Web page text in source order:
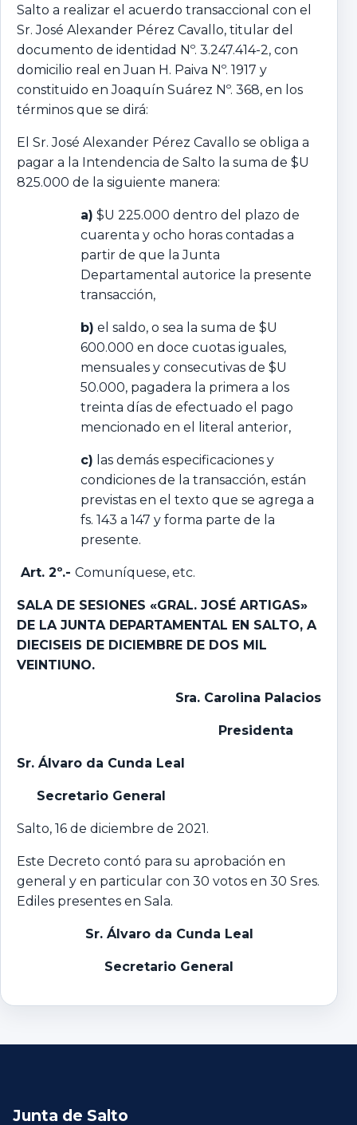
Salto a realizar el acuerdo transaccional con el
Sr. José Alexander Pérez Cavallo, titular del
documento de identidad Nº. 3.247.414-2, con
domicilio real en Juan H. Paiva Nº. 1917 y
constituido en Joaquín Suárez Nº. 368, en los
términos que se dirá:
El Sr. José Alexander Pérez Cavallo se obliga a
pagar a la Intendencia de Salto la suma de $U
825.000 de la siguiente manera:
a) $U 225.000 dentro del plazo de
cuarenta y ocho horas contadas a
partir de que la Junta
Departamental autorice la presente
transacción,
b) el saldo, o sea la suma de $U
600.000 en doce cuotas iguales,
mensuales y consecutivas de $U
50.000, pagadera la primera a los
treinta días de efectuado el pago
mencionado en el literal anterior,
c) las demás especificaciones y
condiciones de la transacción, están
previstas en el texto que se agrega a
fs. 143 a 147 y forma parte de la
presente.
Art. 2º.- Comuníquese, etc.
SALA DE SESIONES «GRAL. JOSÉ ARTIGAS»
DE LA JUNTA DEPARTAMENTAL EN SALTO, A
DIECISEIS DE DICIEMBRE DE DOS MIL
VEINTIUNO.
Sra. Carolina Palacios
Presidenta
Sr. Álvaro da Cunda Leal
Secretario General
Salto, 16 de diciembre de 2021.
Este Decreto contó para su aprobación en
general y en particular con 30 votos en 30 Sres.
Ediles presentes en Sala.
Sr. Álvaro da Cunda Leal
Secretario General
Junta de Salto